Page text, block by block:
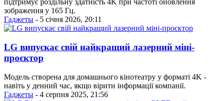
підтримує роздільну здатність 4K при частоті оновлення
зображення у 165 Гц.
Гаджеты - 5 січня 2026, 20:11
LG випускає свій найкращий лазерний міні-
проєктор
Модель створена для домашнього кінотеатру у форматі 4K -
навіть у денний час, якщо вірити інформації компанії.
Гаджеты - 4 серпня 2025, 21:56